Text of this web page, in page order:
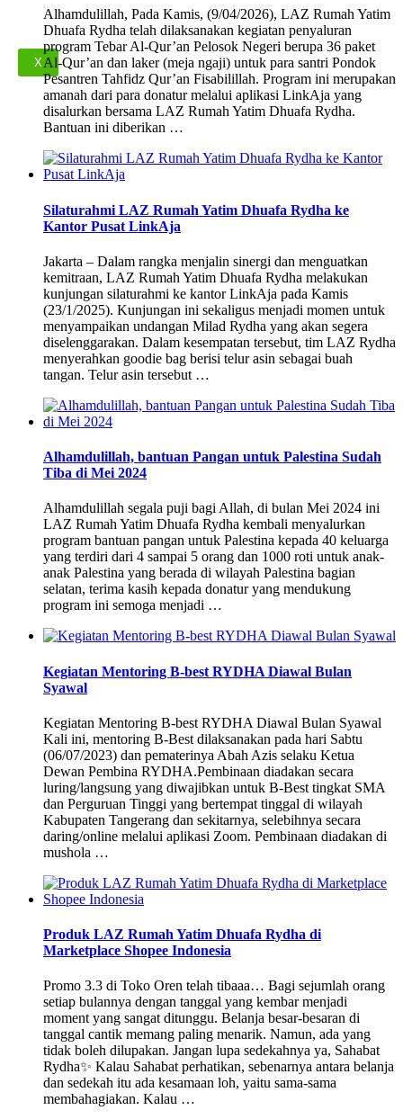
X
Alhamdulillah, Pada Kamis, (9/04/2026), LAZ Rumah Yatim
Dhuafa Rydha telah dilaksanakan kegiatan penyaluran
program Tebar Al-Qur’an Pelosok Negeri berupa 36 paket
Al-Qur’an dan laker (meja ngaji) untuk para santri Pondok
Pesantren Tahfidz Qur’an Fisabilillah. Program ini merupakan
amanah dari para donatur melalui aplikasi LinkAja yang
disalurkan bersama LAZ Rumah Yatim Dhuafa Rydha.
Bantuan ini diberikan …
Silaturahmi LAZ Rumah Yatim Dhuafa Rydha ke
Kantor Pusat LinkAja
Jakarta – Dalam rangka menjalin sinergi dan menguatkan
kemitraan, LAZ Rumah Yatim Dhuafa Rydha melakukan
kunjungan silaturahmi ke kantor LinkAja pada Kamis
(23/1/2025). Kunjungan ini sekaligus menjadi momen untuk
menyampaikan undangan Milad Rydha yang akan segera
diselenggarakan. Dalam kesempatan tersebut, tim LAZ Rydha
menyerahkan goodie bag berisi telur asin sebagai buah
tangan. Telur asin tersebut …
Alhamdulillah, bantuan Pangan untuk Palestina Sudah
Tiba di Mei 2024
Alhamdulillah segala puji bagi Allah, di bulan Mei 2024 ini
LAZ Rumah Yatim Dhuafa Rydha kembali menyalurkan
program bantuan pangan untuk Palestina kepada 40 keluarga
yang terdiri dari 4 sampai 5 orang dan 1000 roti untuk anak-
anak Palestina yang berada di wilayah Palestina bagian
selatan, terima kasih kepada donatur yang mendukung
program ini semoga menjadi …
Kegiatan Mentoring B-best RYDHA Diawal Bulan
Syawal
Kegiatan Mentoring B-best RYDHA Diawal Bulan Syawal
Kali ini, mentoring B-Best dilaksanakan pada hari Sabtu
(06/07/2023) dan pematerinya Abah Azis selaku Ketua
Dewan Pembina RYDHA.Pembinaan diadakan secara
luring/langsung yang diwajibkan untuk B-Best tingkat SMA
dan Perguruan Tinggi yang bertempat tinggal di wilayah
Kabupaten Tangerang dan sekitarnya, selebihnya secara
daring/online melalui aplikasi Zoom. Pembinaan diadakan di
mushola …
Produk LAZ Rumah Yatim Dhuafa Rydha di
Marketplace Shopee Indonesia
Promo 3.3 di Toko Oren telah tibaaa… Bagi sejumlah orang
setiap bulannya dengan tanggal yang kembar menjadi
moment yang sangat ditunggu. Belanja besar-besaran di
tanggal cantik memang paling menarik. Namun, ada yang
tidak boleh dilupakan. Jangan lupa sedekahnya ya, Sahabat
Rydha✨ Kalau Sahabat perhatikan, sebenarnya antara belanja
dan sedekah itu ada kesamaan loh, yaitu sama-sama
membahagiakan. Kalau …